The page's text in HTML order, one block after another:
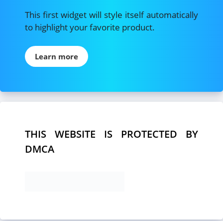
This first widget will style itself automatically
to highlight your favorite product.
Learn more
THIS WEBSITE IS PROTECTED BY
DMCA